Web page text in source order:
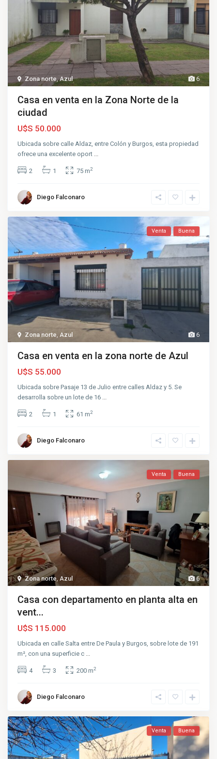
6
Zona norte,Azul
Casa en venta en la Zona Norte de la
ciudad
U$S 50.000
Ubicada sobre calle Aldaz, entre Colón y Burgos, esta propiedad
ofrece una excelente oport
2 1 75 m2
Diego Falconaro
6
Zona norte,Azul
Venta Buena
Casa en venta en la zona norte de Azul
U$S 55.000
Ubicada sobre Pasaje 13 de Julio entre calles Aldaz y 5. Se
desarrolla sobre un lote de 16 ...
2 1 61 m2
Diego Falconaro
6
Zona norte,Azul
Venta Buena
Casa con departamento en planta alta en
vent...
U$S 115.000
Ubicada en calle Salta entre De Paula y Burgos, sobre lote de 191
m², con una superficie c ...
4 3 200 m2
Diego Falconaro
Venta Buena